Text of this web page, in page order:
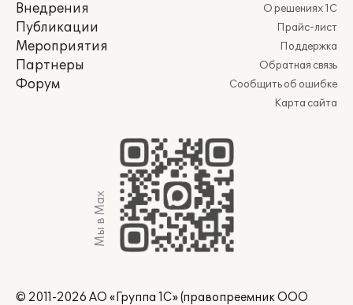
Внедрения
Публикации
Мероприятия
Партнеры
Форум
О решениях 1С
Прайс-лист
Поддержка
Обратная связь
Сообщить об ошибке
Карта сайта
Мы в Max
© 2011-2026 АО «Группа 1С» (правопреемник ООО